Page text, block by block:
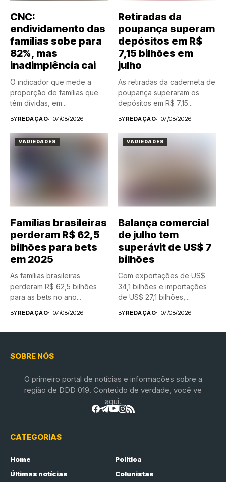
CNC:
endividamento das
famílias sobe para
82%, mas
inadimplência cai
O indicador que mede a
proporção de famílias que
têm dívidas, em...
BYREDAÇÃO 07/08/2026
Retiradas da
poupança superam
depósitos em R$
7,15 bilhões em
julho
As retiradas da caderneta de
poupança superaram os
depósitos em R$ 7,15...
BYREDAÇÃO 07/08/2026
VARIEDADES
Famílias brasileiras
perderam R$ 62,5
bilhões para bets
em 2025
As famílias brasileiras
perderam R$ 62,5 bilhões
para as bets no ano...
BYREDAÇÃO 07/08/2026
VARIEDADES
Balança comercial
de julho tem
superávit de US$ 7
bilhões
Com exportações de US$
34,1 bilhões e importações
de US$ 27,1 bilhões,...
BYREDAÇÃO 07/08/2026
SOBRE NÓS
O primeiro portal de notícias e informações sobre a
região de DDD 019. Conteúdo de verdade, você ve
aqui.
CATEGORIAS
Home
Política
Últimas notícias
Colunistas